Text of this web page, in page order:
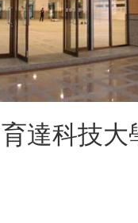
達科技大